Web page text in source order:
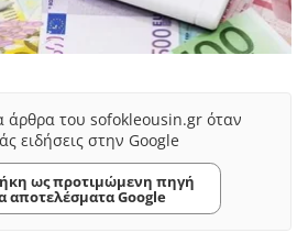
άρθρα του sofokleousin.gr όταν
ειδήσεις στην Google
ως προτιμώμενη πηγή
αποτελέσματα Google